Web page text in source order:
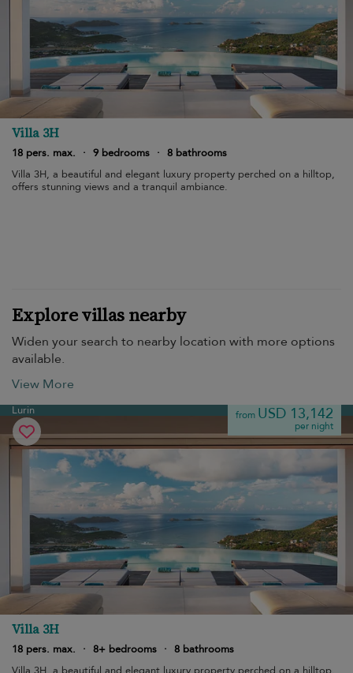
Villa 3H
18 pers. max. · 9 bedrooms · 8 bathrooms
Villa 3H, a beautiful and elegant luxury property perched on a hilltop,
offers stunning views and a tranquil ambiance.
Explore villas nearby
Widen your search to nearby location with more options
available.
View More
Lurin from USD 13,142
per night
Villa 3H
18 pers. max. · 8+ bedrooms · 8 bathrooms